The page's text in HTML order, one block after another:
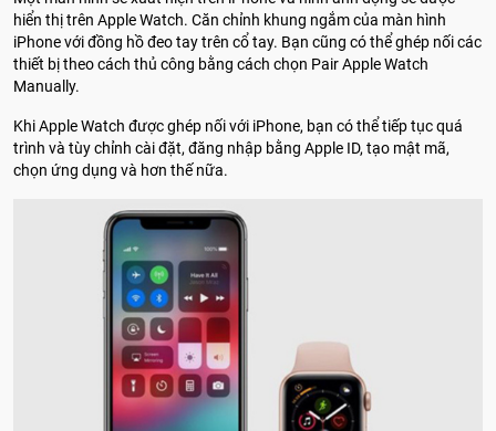
hiển thị trên Apple Watch. Căn chỉnh khung ngắm của màn hình
iPhone với đồng hồ đeo tay trên cổ tay. Bạn cũng có thể ghép nối các
thiết bị theo cách thủ công bằng cách chọn Pair Apple Watch
Manually.
Khi Apple Watch được ghép nối với iPhone, bạn có thể tiếp tục quá
trình và tùy chỉnh cài đặt, đăng nhập bằng Apple ID, tạo mật mã,
chọn ứng dụng và hơn thế nữa.